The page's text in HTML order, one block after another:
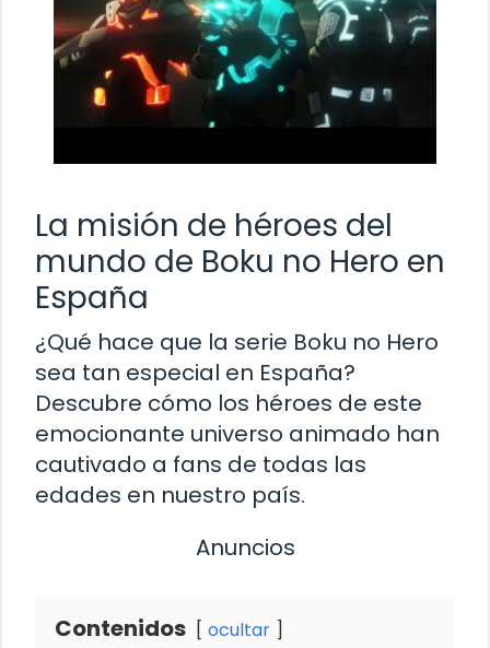
La misión de héroes del
mundo de Boku no Hero en
España
¿Qué hace que la serie Boku no Hero
sea tan especial en España?
Descubre cómo los héroes de este
emocionante universo animado han
cautivado a fans de todas las
edades en nuestro país.
Anuncios
Contenidos ocultar